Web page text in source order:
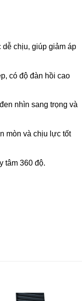
chịu, giúp giảm áp
có độ đàn hồi cao
nhìn sang trọng và
mòn và chịu lực tốt
tâm 360 độ.